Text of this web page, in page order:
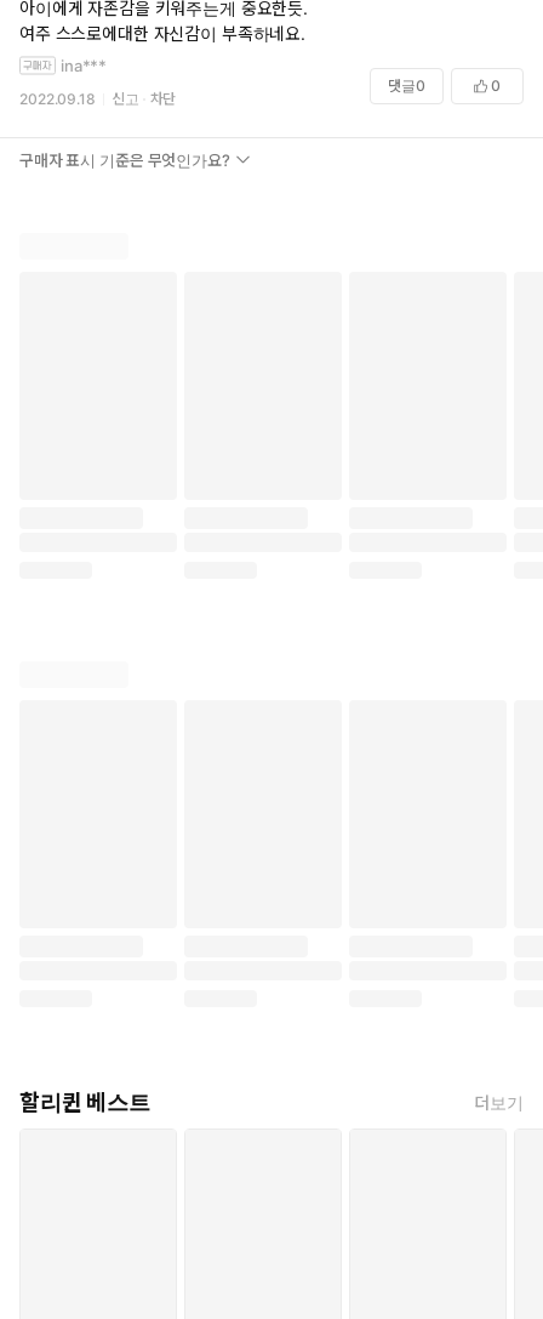
아이에게 자존감을 키워주는게 중요한듯.
여주 스스로에대한 자신감이 부족하네요.
ina***
2022.09.18 신고 차단
댓글0 0
구매자 표시 기준은 무엇인가요?
할리퀸 베스트 더보기